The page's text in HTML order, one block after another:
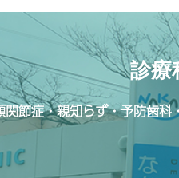
診療
関節症・親知らず・予防歯